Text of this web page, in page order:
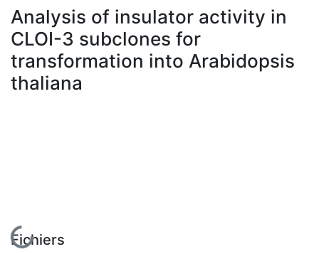
À propos
Analysis of insulator activity in
CLOI-3 subclones for
transformation into Arabidopsis
thaliana
En cours de chargement...
Fichiers